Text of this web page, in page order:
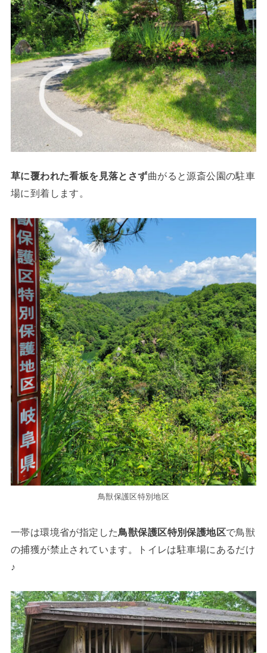
草に覆われた看板を見落とさず曲がると源斎公園の駐車
場に到着します。
鳥獣保護区特別地区
一帯は環境省が指定した鳥獣保護区特別保護地区で鳥獣
の捕獲が禁止されています。トイレは駐車場にあるだけ
♪